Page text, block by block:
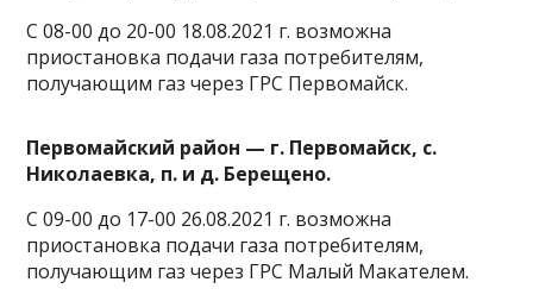
С 08-00 до 20-00 18.08.2021 г. возможна
приостановка подачи газа потребителям,
получающим газ через ГРС Первомайск.
Первомайский район — г. Первомайск, с.
Николаевка, п. и д. Берещено.
С 09-00 до 17-00 26.08.2021 г. возможна
приостановка подачи газа потребителям,
получающим газ через ГРС Малый Макателем.